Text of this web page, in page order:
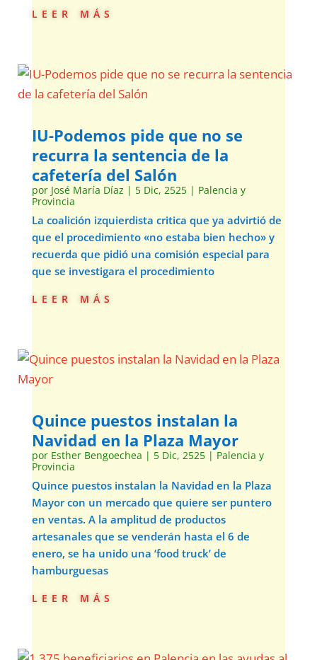
leer más
IU-Podemos pide que no se
recurra la sentencia de la
cafetería del Salón
por José María Díaz | 5 Dic, 2525| Palencia y
Provincia
La coalición izquierdista critica que ya advirtió de
que el procedimiento «no estaba bien hecho» y
recuerda que pidió una comisión especial para
que se investigara el procedimiento
leer más
Quince puestos instalan la
Navidad en la Plaza Mayor
por Esther Bengoechea | 5 Dic, 2525| Palencia y
Provincia
Quince puestos instalan la Navidad en la Plaza
Mayor con un mercado que quiere ser puntero
en ventas. A la amplitud de productos
artesanales que se venderán hasta el 6 de
enero, se ha unido una ‘food truck’ de
hamburguesas
leer más